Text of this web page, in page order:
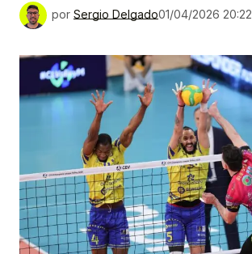
por Sergio Delgado01/04/2026 20:22